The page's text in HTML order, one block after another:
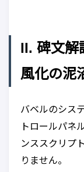
II. 碑文解
風化の泥
バベルのシス
トロールパネ
ンススクリプ
りません。